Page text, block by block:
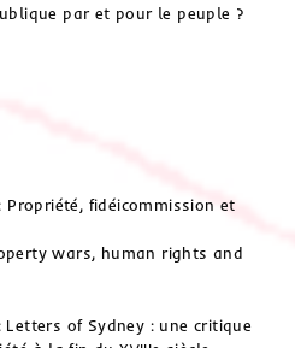
par et pour le peuple ?
Propriété, fidéicommission et
wars, human rights and
of Sydney : une critique